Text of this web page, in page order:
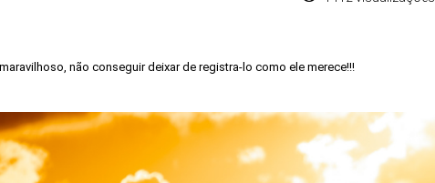
não conseguir deixar de registra-lo como ele merece!!!